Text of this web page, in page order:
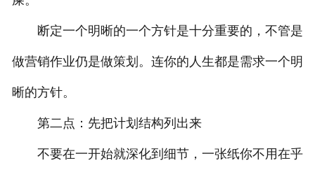
断定一个明晰的一个方针是十分重要的，不管是
做营销作业仍是做策划。连你的人生都是需求一个明
晰的方针。
第二点：先把计划结构列出来
不要在一开始就深化到细节，一张纸你不用在乎